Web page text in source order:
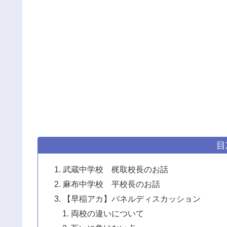
武蔵中学校 梶取校長のお話
麻布中学校 平校長のお話
【早稲アカ】パネルディスカッション
両校の違いについて